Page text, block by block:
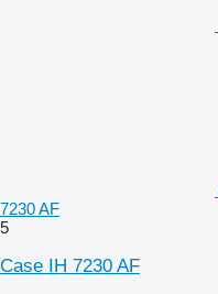
7230 AF
5
Case IH 7230 AF